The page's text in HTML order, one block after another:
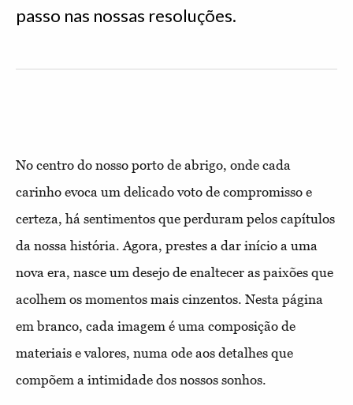
passo nas nossas resoluções.
No centro do nosso porto de abrigo, onde cada
carinho evoca um delicado voto de compromisso e
certeza, há sentimentos que perduram pelos capítulos
da nossa história. Agora, prestes a dar início a uma
nova era, nasce um desejo de enaltecer as paixões que
acolhem os momentos mais cinzentos. Nesta página
em branco, cada imagem é uma composição de
materiais e valores, numa ode aos detalhes que
compõem a intimidade dos nossos sonhos.